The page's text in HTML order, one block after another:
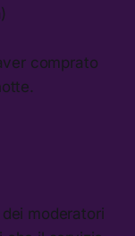
comprato
moderatori